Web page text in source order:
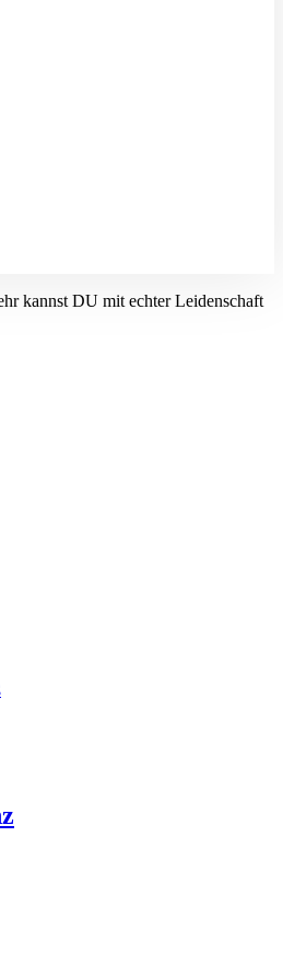
kannst DU mit echter Leidenschaft